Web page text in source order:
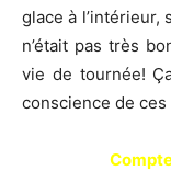
glace à l’intérieur,
n’était pas très
vie de tournée!
conscience de